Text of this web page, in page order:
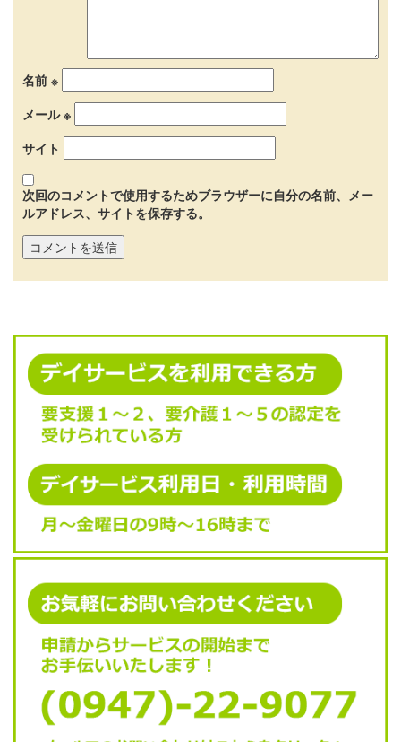
名前 ※
メール※
サイト
次回のコメントで使用するためブラウザーに自分の名前、メー
ルアドレス、サイトを保存する。